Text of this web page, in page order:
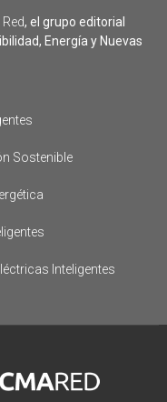
, el grupo editorial
Energía y Nuevas
Sostenible
Inteligentes